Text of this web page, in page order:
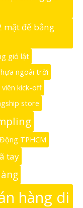
mặt đế bằng
gió lật
ngoài trời
kick-off
store
TPHCM
tay
hàng di